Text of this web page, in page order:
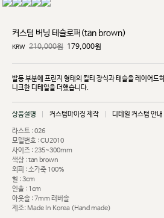
커스텀 버닝 테슬로퍼(tan brown)
KRW 210,000원 179,000원
발등 부분에 프린지 형태의 킬티 장식과 태슬을 레이어드
니크한 디테일을 더했습니다.
상품설명 커스텀마이징 제작 디테일 커스텀 안내
라스트 : 026
모델번호 : CU2010
사이즈 : 235~300mm
색상 : tan brown
외피 : 소가죽 100%
힐 : 3cm
인솔 : 1cm
아웃솔 : 7mm 러버솔
제조: Made In Korea (Hand made)